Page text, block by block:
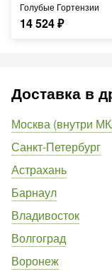
Голубые Гортензии
14 524₽
Доставка в
Москва (внутри
Санкт-Петербург
Астрахань
Барнаул
Владивосток
Волгоград
Воронеж